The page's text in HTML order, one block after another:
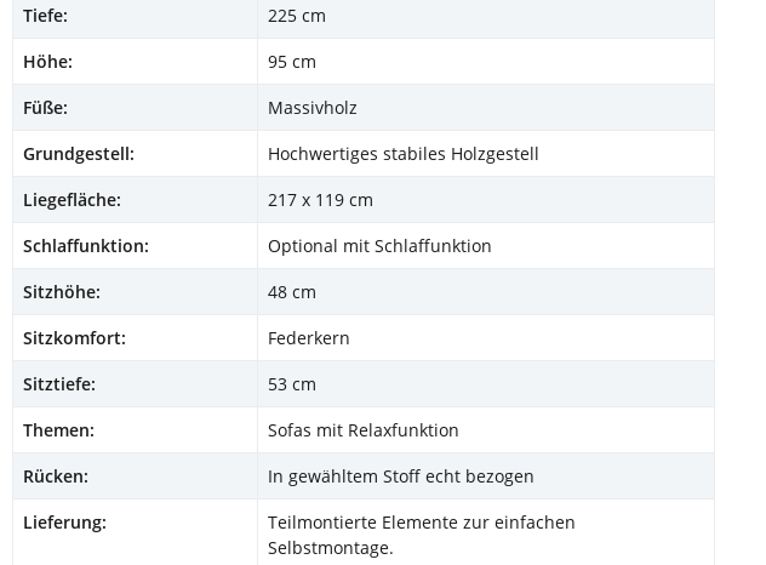
Tiefe:
225 cm
Höhe:
95 cm
Füße:
Massivholz
Grundgestell:
Hochwertiges stabiles Holzgestell
Liegefläche:
217 x 119 cm
Schlaffunktion:
Optional mit Schlaffunktion
Sitzhöhe:
48 cm
Sitzkomfort:
Federkern
Sitztiefe:
53 cm
Themen:
Sofas mit Relaxfunktion
Rücken:
In gewähltem Stoff echt bezogen
Lieferung:
Teilmontierte Elemente zur einfachen
Selbstmontage.